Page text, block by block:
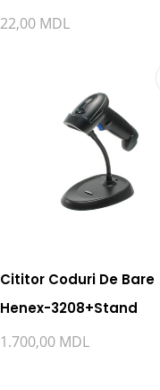
22,00 MDL
Cititor Coduri De Bare
Henex-3208+Stand
1.700,00 MDL